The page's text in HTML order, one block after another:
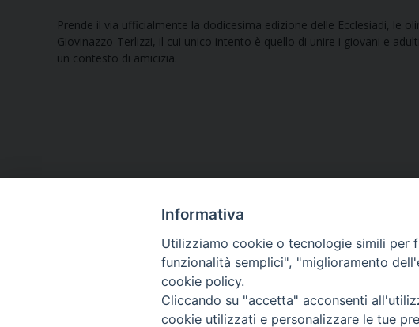
Prende il via ufficialmente la dodicesima edizione delle Ecclesiadi, le
Giovinazzo-Terlizzi, il cui unico intento è quello di unire i giovani e
un contesto di amicizia.
Informativa
Utilizziamo cookie o tecnologie simili per
funzionalità semplici", "miglioramento
cookie policy.
Cliccando su "accetta" acconsenti
cookie utilizzati e personalizzare le tue